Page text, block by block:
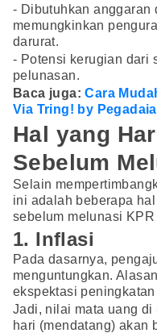
- Dibutuhkan anggaran
memungkinkan
darurat.
- Potensi kerugian dari
pelunasan.
Baca juga:Cara
Via Tring! by
Hal yang
Sebelum
Selain
ini adalah beberapa
sebelum melunasi KPR
1. Inflasi
Pada dasarnya,
menguntungkan.
ekspektasi
Jadi, nilai mata uang di
hari (mendatang) akan